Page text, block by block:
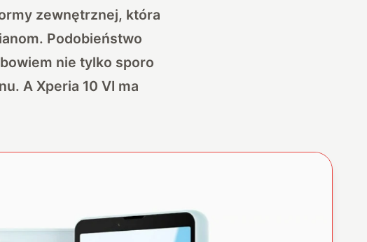
zewnętrznej, która
Podobieństwo
nie tylko sporo
A Xperia 10 VI ma